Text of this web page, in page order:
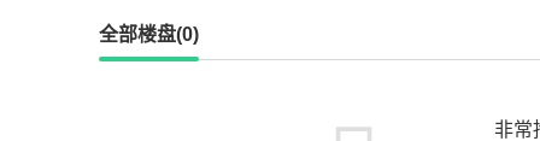
全部楼盘(0)
非常